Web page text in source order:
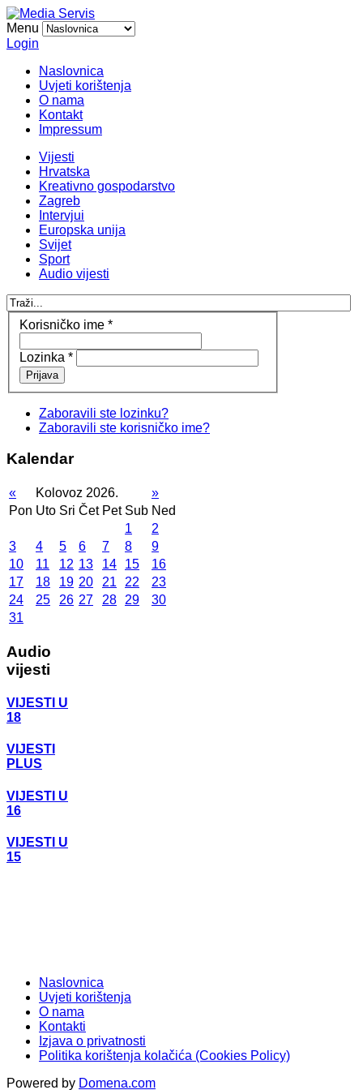
Menu
Login
Naslovnica
Uvjeti korištenja
O nama
Kontakt
Impressum
Vijesti
Hrvatska
Kreativno gospodarstvo
Zagreb
Intervjui
Europska unija
Svijet
Sport
Audio vijesti
Korisničko ime *
Lozinka *
Prijava
Zaboravili ste lozinku?
Zaboravili ste korisničko ime?
Kalendar
« Kolovoz 2026.
»
Pon Uto Sri Čet Pet Sub Ned
1
2
3
4 5 6 7 8
9
10
11 12 13 14 15
16
17
18 19 20 21 22
23
24
25 26 27 28 29
30
31
Audio
vijesti
VIJESTI U
18
VIJESTI
PLUS
VIJESTI U
16
VIJESTI U
15
Naslovnica
Uvjeti korištenja
O nama
Kontakti
Izjava o privatnosti
Politika korištenja kolačića (Cookies Policy)
Powered by Domena.com